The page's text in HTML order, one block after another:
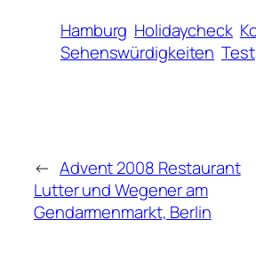
Hamburg Holidaycheck
Sehenswürdigkeiten Test
← Advent 2008 Restaurant
Lutter und Wegener am
Gendarmenmarkt, Berlin